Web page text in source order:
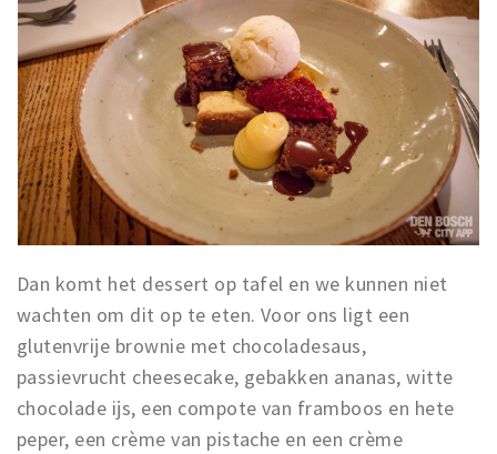
Dan komt het dessert op tafel en we kunnen niet
wachten om dit op te eten. Voor ons ligt een
glutenvrije brownie met chocoladesaus,
passievrucht cheesecake, gebakken ananas, witte
chocolade ijs, een compote van framboos en hete
peper, een crème van pistache en een crème